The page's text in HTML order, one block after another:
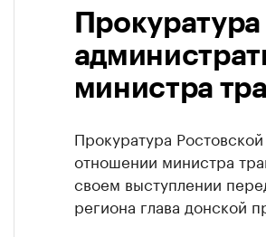
Прокуратура
министра
Прокуратура
отношении министра
своем выступлении
региона глава донской